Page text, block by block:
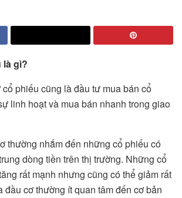
gì?
phiếu cũng là đầu tư mua bán cổ
linh hoạt và mua bán nhanh trong giao
thường nhắm đến những cổ phiếu có
dòng tiền trên thị trường. Những cổ
rất mạnh nhưng cũng có thể giảm rất
đầu cơ thường ít quan tâm đến cơ bản